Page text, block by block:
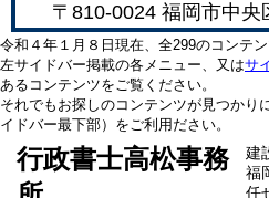
〒810-0024 福岡市中
令和４年１月８日現在、全299のコンテ
左サイドバー掲載の各メニュー、又はサ
あるコンテンツをご覧ください。
それでもお探しのコンテンツが見つかり
イドバー最下部）をご利用ださい。
行政書士高松事務
建
福
任